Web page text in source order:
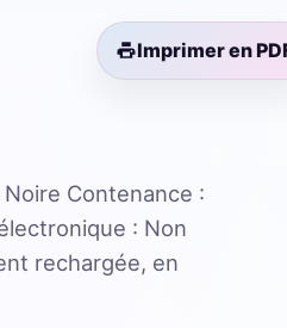
Imprimer en
Contenance :
: Non
rechargée, en